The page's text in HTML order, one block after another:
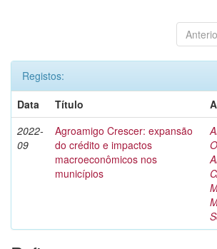
Registos:
Data
Título
2022-
09
Agroamigo Crescer: expansão
do crédito e impactos
macroeconômicos nos
municípios